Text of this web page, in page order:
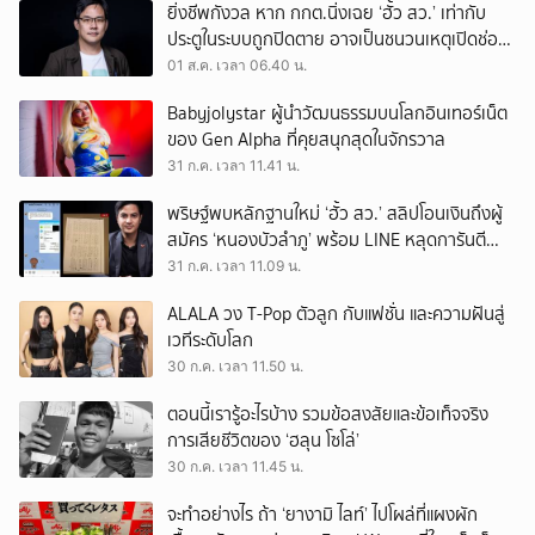
ยิ่งชีพกังวล หาก กกต.นิ่งเฉย ‘ฮั้ว สว.’ เท่ากับ
ประตูในระบบถูกปิดตาย อาจเป็นชนวนเหตุเปิดช่อง
‘ลงถนน’
01 ส.ค. เวลา 06.40 น.
Babyjolystar ผู้นำวัฒนธรรมบนโลกอินเทอร์เน็ต
ของ Gen Alpha ที่คุยสนุกสุดในจักรวาล
31 ก.ค. เวลา 11.41 น.
พริษฐ์พบหลักฐานใหม่ ‘ฮั้ว สว.’ สลิปโอนเงินถึงผู้
สมัคร ‘หนองบัวลำภู’ พร้อม LINE หลุดการันตี
ตำแหน่ง
31 ก.ค. เวลา 11.09 น.
ALALA วง T-Pop ตัวลูก กับแฟชั่น และความฝันสู่
เวทีระดับโลก
30 ก.ค. เวลา 11.50 น.
ตอนนี้เรารู้อะไรบ้าง รวมข้อสงสัยและข้อเท็จจริง
การเสียชีวิตของ ‘ฮลุน โซโล่’
30 ก.ค. เวลา 11.45 น.
จะทำอย่างไร ถ้า ‘ยางามิ ไลท์’ ไปโผล่ที่แผงผัก